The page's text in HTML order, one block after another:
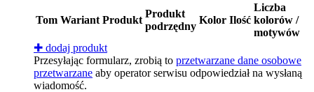
Tom Wariant Produkt
Produkt
podrzędny
Kolor Ilość
Liczba
kolorów /
motywów
✚ dodaj produkt
Przesyłając formularz, zrobią to przetwarzane dane osobowe
przetwarzane aby operator serwisu odpowiedział na wysłaną
wiadomość.